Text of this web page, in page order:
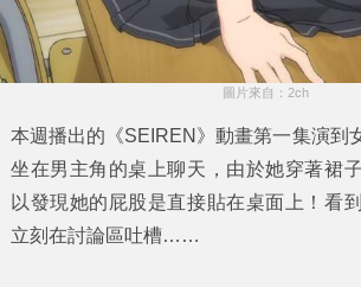
圖片來自：2ch
本週播出的 《SEIREN》動畫第一集演到
坐在男主角的桌上聊天，由於她穿著裙
以發現她的屁股是直接貼在桌面上！看
立刻在討論區吐槽……